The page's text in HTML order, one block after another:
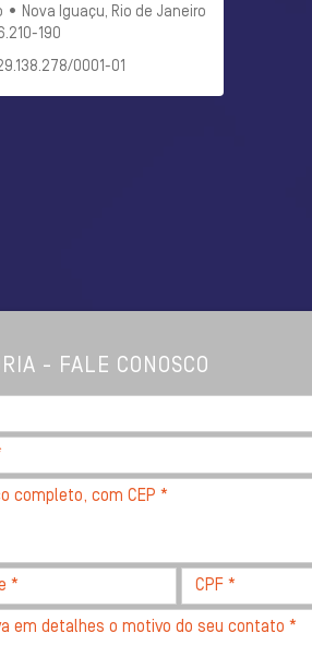
• Nova Iguaçu, Rio de Janeiro
190
0001-01
- FALE CONOSCO
CPF
*